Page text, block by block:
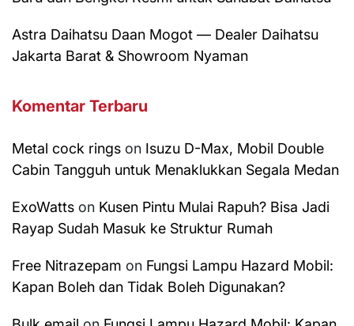
Astra Daihatsu Daan Mogot — Dealer Daihatsu
Jakarta Barat & Showroom Nyaman
Komentar Terbaru
Metal cock rings on Isuzu D-Max, Mobil Double
Cabin Tangguh untuk Menaklukkan Segala Medan
ExoWatts on Kusen Pintu Mulai Rapuh? Bisa Jadi
Rayap Sudah Masuk ke Struktur Rumah
Free Nitrazepam on Fungsi Lampu Hazard Mobil:
Kapan Boleh dan Tidak Boleh Digunakan?